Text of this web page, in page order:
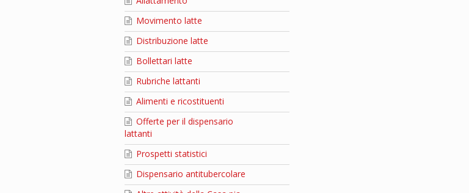
Movimento latte
Distribuzione latte
Bollettari latte
Rubriche lattanti
Alimenti e ricostituenti
Offerte per il dispensario
lattanti
Prospetti statistici
Dispensario antitubercolare